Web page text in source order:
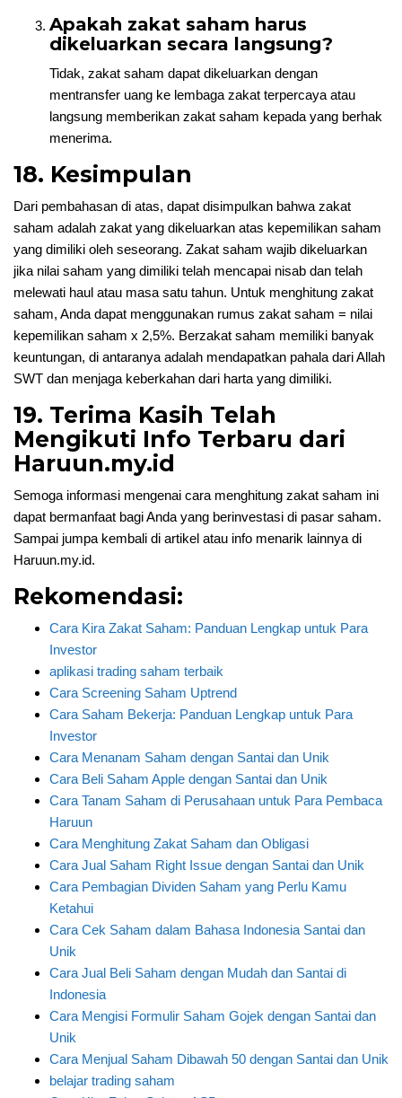
Apakah zakat saham harus
dikeluarkan secara langsung?
Tidak, zakat saham dapat dikeluarkan dengan
mentransfer uang ke lembaga zakat terpercaya atau
langsung memberikan zakat saham kepada yang berhak
menerima.
18. Kesimpulan
Dari pembahasan di atas, dapat disimpulkan bahwa zakat
saham adalah zakat yang dikeluarkan atas kepemilikan saham
yang dimiliki oleh seseorang. Zakat saham wajib dikeluarkan
jika nilai saham yang dimiliki telah mencapai nisab dan telah
melewati haul atau masa satu tahun. Untuk menghitung zakat
saham, Anda dapat menggunakan rumus zakat saham = nilai
kepemilikan saham x 2,5%. Berzakat saham memiliki banyak
keuntungan, di antaranya adalah mendapatkan pahala dari Allah
SWT dan menjaga keberkahan dari harta yang dimiliki.
19. Terima Kasih Telah
Mengikuti Info Terbaru dari
Haruun.my.id
Semoga informasi mengenai cara menghitung zakat saham ini
dapat bermanfaat bagi Anda yang berinvestasi di pasar saham.
Sampai jumpa kembali di artikel atau info menarik lainnya di
Haruun.my.id.
Rekomendasi:
Cara Kira Zakat Saham: Panduan Lengkap untuk Para
Investor
aplikasi trading saham terbaik
Cara Screening Saham Uptrend
Cara Saham Bekerja: Panduan Lengkap untuk Para
Investor
Cara Menanam Saham dengan Santai dan Unik
Cara Beli Saham Apple dengan Santai dan Unik
Cara Tanam Saham di Perusahaan untuk Para Pembaca
Haruun
Cara Menghitung Zakat Saham dan Obligasi
Cara Jual Saham Right Issue dengan Santai dan Unik
Cara Pembagian Dividen Saham yang Perlu Kamu
Ketahui
Cara Cek Saham dalam Bahasa Indonesia Santai dan
Unik
Cara Jual Beli Saham dengan Mudah dan Santai di
Indonesia
Cara Mengisi Formulir Saham Gojek dengan Santai dan
Unik
Cara Menjual Saham Dibawah 50 dengan Santai dan Unik
belajar trading saham